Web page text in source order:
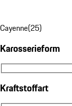
Cayenne(25)
Karosserieform
Karosserieform
Kraftstoffart